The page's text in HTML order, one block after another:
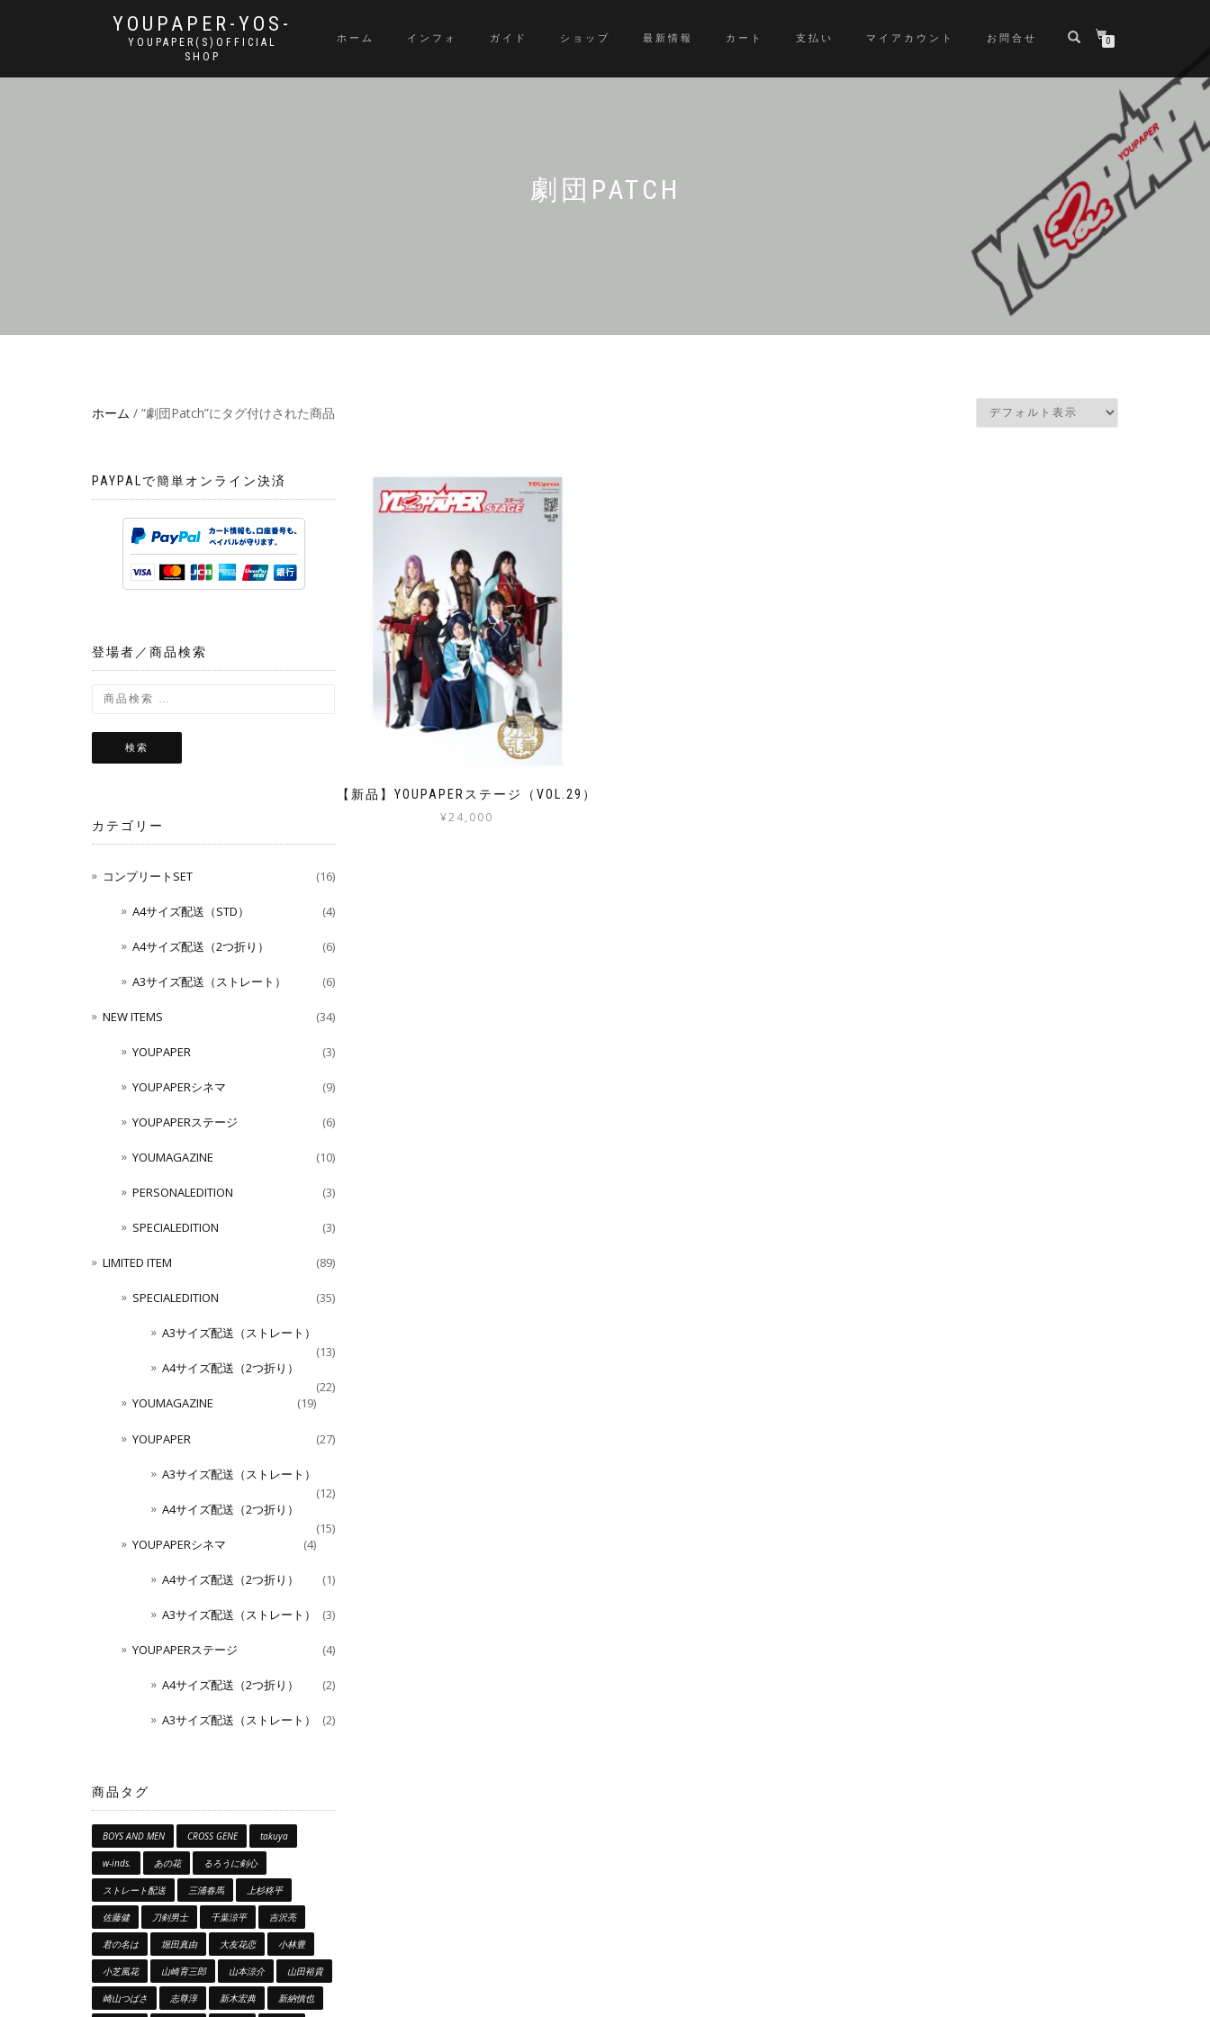
YOUPAPER-YOS-
YOUPAPER(S)OFFICIAL
SHOP
ホーム インフォ ガイド ショップ 最新情報 カート 支払い マイアカウント お問合せ 0
劇団PATCH
ホーム / “劇団Patch”にタグ付けされた商品
【新品】YOUPAPERステージ（VOL.29）
¥24,000
PAYPALで簡単オンライン決済
登場者／商品検索
検索
カテゴリー
コンプリートSET (16)
A4サイズ配送（STD） (4)
A4サイズ配送（2つ折り） (6)
A3サイズ配送（ストレート） (6)
NEW ITEMS (34)
YOUPAPER (3)
YOUPAPERシネマ (9)
YOUPAPERステージ (6)
YOUMAGAZINE (10)
PERSONALEDITION (3)
SPECIALEDITION (3)
LIMITED ITEM (89)
SPECIALEDITION (35)
A3サイズ配送（ストレート）
(13)
A4サイズ配送（2つ折り）
(22)
YOUMAGAZINE
(19)
YOUPAPER (27)
A3サイズ配送（ストレート）
(12)
A4サイズ配送（2つ折り）
(15)
YOUPAPERシネマ
(4)
A4サイズ配送（2つ折り） (1)
A3サイズ配送（ストレート） (3)
YOUPAPERステージ (4)
A4サイズ配送（2つ折り） (2)
A3サイズ配送（ストレート） (2)
商品タグ
BOYS AND MEN CROSS GENE takuya
w-inds. あの花 るろうに剣心
ストレート配送 三浦春馬 上杉柊平
佐藤健 刀剣男士 千葉涼平 吉沢亮
君の名は 堀田真由 大友花恋 小林豊
小芝風花 山崎育三郎 山本涼介 山田裕貴
崎山つばさ 志尊淳 新木宏典 新納慎也